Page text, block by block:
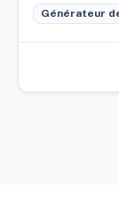
Générateur